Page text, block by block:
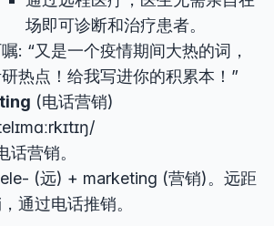
场即可诊断和治疗患者。
: “又是一个疫情期间大热的词，
热点！给我写进你的积累本！”
(电话营销)
话营销。
(远) + marketing (营销)。远距
通过电话推销。